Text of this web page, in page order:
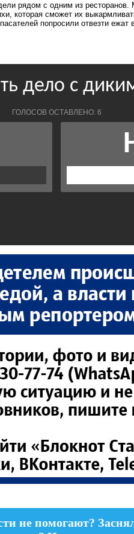
рядом с одним из ресторанов.
которая сможет их
попросили отвезти ежат
не помогают?